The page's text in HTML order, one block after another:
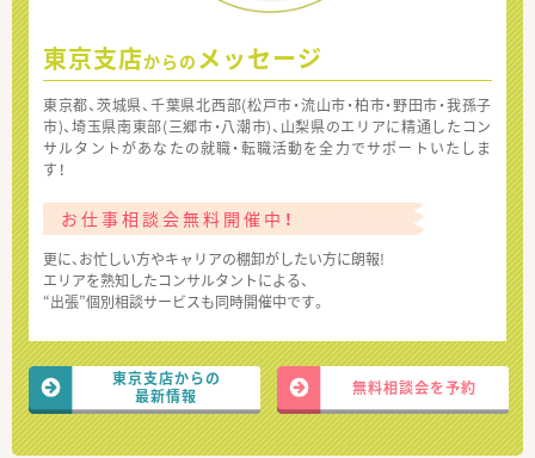
東京支店からの メッセージ
東京都、茨城県、千葉県北西部(松戸市・流山市・柏市・野田市・我孫子
市)、埼玉県南東部(三郷市・八潮市)、山梨県のエリアに精通したコン
サルタントがあなたの就職・転職活動を全力でサポートいたしま
す！
お仕事相談会無料開催中！
更に、お忙しい方やキャリアの棚卸がしたい方に朗報!
エリアを熟知したコンサルタントによる、
“出張”個別相談サービスも同時開催中です。
東京支店からの
最新情報
無料相談会を予約